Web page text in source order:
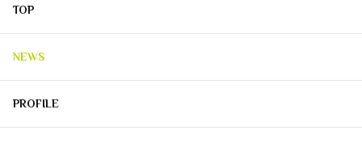
TOP
NEWS
PROFILE